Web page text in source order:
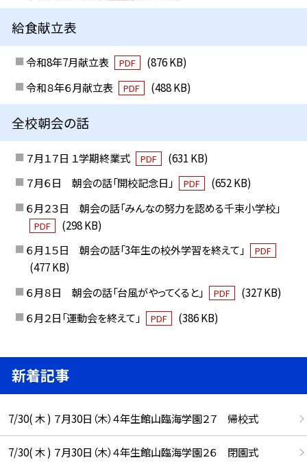
給食献立表
令和8年7月献立表 PDF
(876 KB)
令和８年６月献立表
PDF (488 KB)
全校朝会の話
７月１７日 １学期終業式 PDF
(631 KB)
７月６日 朝会の話「開校記念日」
PDF
(652 KB)
６月２３日 朝会の話「みんなの努力を認める千束小学校」
PDF
(298 KB)
６月１５日 朝会の話「3年生の校外学習を終えて」
PDF
(477 KB)
６月８日 朝会の話「台風がやってくると」
PDF
(327 KB)
６月２日「運動会を終えて」
PDF (386 KB)
新着記事
7/30( 木 ) ７月30日（木）４年生館山臨海学園２７ 帰校式
7/30( 木 ) ７月30日（木）４年生館山臨海学園２６ 閉園式